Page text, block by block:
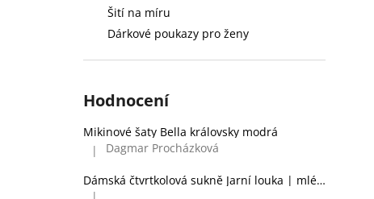
Šití na míru
Dárkové poukazy pro ženy
Hodnocení
Mikinové šaty Bella královsky modrá
Hodnocení produktu je 5 z 5 hvězdiček.
| Dagmar Procházková
Dámská čtvrtkolová sukně Jarní louka | mléčné hedvábí